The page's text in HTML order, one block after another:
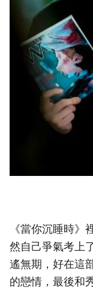
《當你沉睡時
然自己爭氣考上
遙無期，好在這
的戀情，最後和